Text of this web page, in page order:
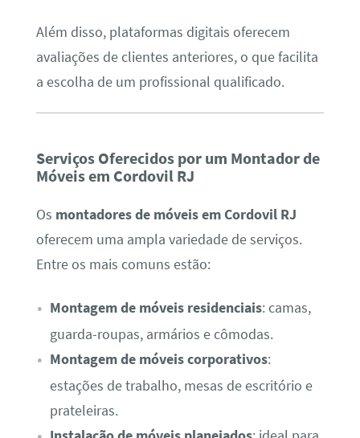
Além disso, plataformas digitais oferecem
avaliações de clientes anteriores, o que facilita
a escolha de um profissional qualificado.
Serviços Oferecidos por um Montador de
Móveis em Cordovil RJ
Os montadores de móveis em Cordovil RJ
oferecem uma ampla variedade de serviços.
Entre os mais comuns estão:
Montagem de móveis residenciais: camas,
guarda-roupas, armários e cômodas.
Montagem de móveis corporativos:
estações de trabalho, mesas de escritório e
prateleiras.